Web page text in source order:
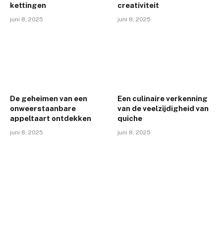
kettingen
juni 8, 2025
creativiteit
juni 8, 2025
De geheimen van een
onweerstaanbare
appeltaart ontdekken
juni 8, 2025
Een culinaire verkenning
van de veelzijdigheid van
quiche
juni 8, 2025